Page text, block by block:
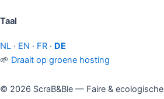
Taal
NL · EN · FR · DE
🌱 Draait op groene hosting
© 2026 ScraB&Ble — Faire & ecologische